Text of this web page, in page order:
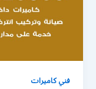
فني كاميرات